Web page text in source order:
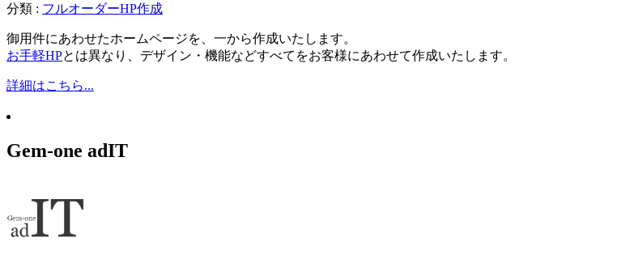
分類 : フルオーダーHP作成
御用件にあわせたホームページを、一から作成いたします。
お手軽HPとは異なり、デザイン・機能などすべてをお客様にあわせて作成いたします。
詳細はこちら...
Gem-one adIT